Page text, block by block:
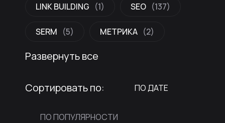
LINK BUILDING (1) SEO (137)
SERM (5) МЕТРИКА (2)
Развернуть все
Сортировать по: ПО ДАТЕ
ПО ПОПУЛЯРНОСТИ